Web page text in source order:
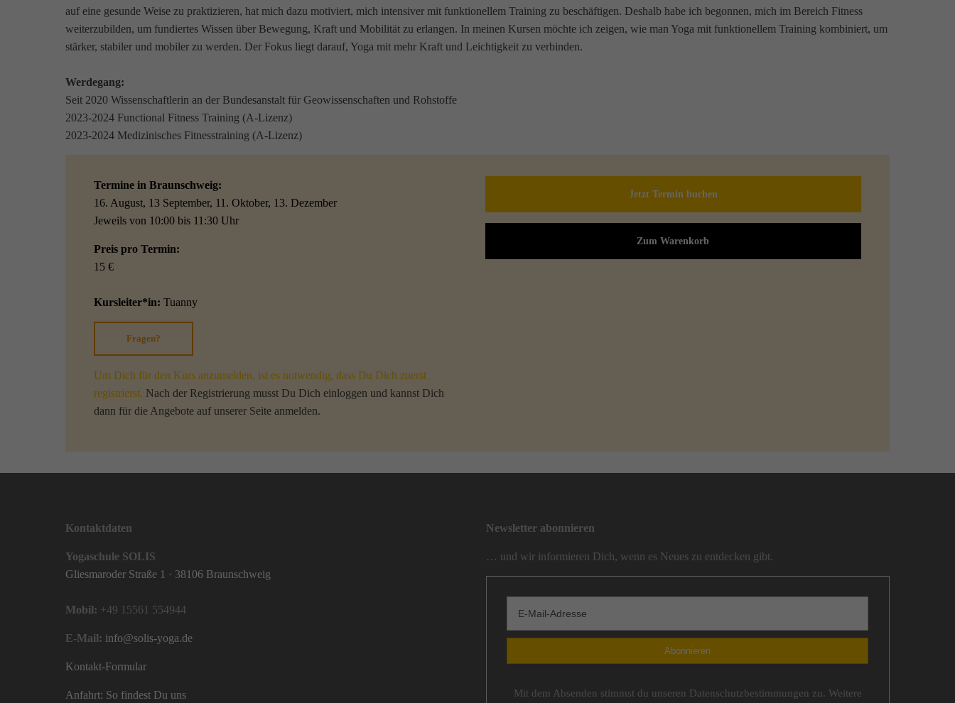
auf eine gesunde Weise zu praktizieren, hat mich dazu motiviert, mich intensiver mit funktionellem Training zu beschäftigen. Deshalb habe ich begonnen, mich im Bereich Fitness
weiterzubilden, um fundiertes Wissen über Bewegung, Kraft und Mobilität zu erlangen. In meinen Kursen möchte ich zeigen, wie man Yoga mit funktionellem Training kombiniert, um
stärker, stabiler und mobiler zu werden. Der Fokus liegt darauf, Yoga mit mehr Kraft und Leichtigkeit zu verbinden.
Werdegang:
Seit 2020 Wissenschaftlerin an der Bundesanstalt für Geowissenschaften und Rohstoffe
2023-2024 Functional Fitness Training (A-Lizenz)
2023-2024 Medizinisches Fitnesstraining (A-Lizenz)
Termine in Braunschweig:
16. August, 13 September, 11. Oktober, 13. Dezember
Jeweils von 10:00 bis 11:30 Uhr
Preis pro Termin:
15 €
Kursleiter*in: Tuanny
Fragen?
Um Dich für den Kurs anzumelden, ist es notwendig, dass Du Dich zuerst
registrierst. Nach der Registrierung musst Du Dich einloggen und kannst Dich
dann für die Angebote auf unserer Seite anmelden.
Jetzt Termin buchen
Zum Warenkorb
Kontaktdaten
Yogaschule SOLIS
Gliesmaroder Straße 1 · 38106 Braunschweig
Mobil: +49 15561 554944
E-Mail: info@solis-yoga.de
Kontakt-Formular
Anfahrt: So findest Du uns
Newsletter abonnieren
… und wir informieren Dich, wenn es Neues zu entdecken gibt.
Mit dem Absenden stimmst du unseren Datenschutzbestimmungen zu. Weitere